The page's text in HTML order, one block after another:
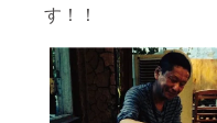
す！！